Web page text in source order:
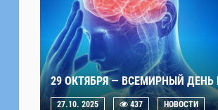
29 ОКТЯБРЯ — ВСЕМИРНЫЙ
27.10. 2025 437 НОВОСТИ